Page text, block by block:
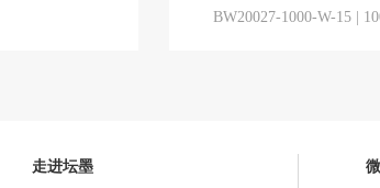
BW20027-1000-W-15
走进坛墨